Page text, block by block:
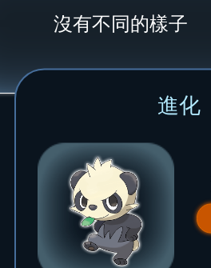
沒有不同的樣子
進化